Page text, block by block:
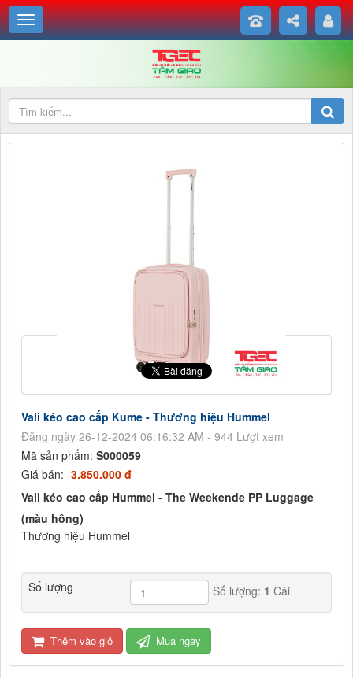
Vali kéo cao cấp Hummel - The Weekende PP Luggage (màu
hồng)Thương hiệu Hummel">
Vali kéo cao cấp Kume - Thương hiệu Hummel
Đăng ngày 26-12-2024 06:16:32 AM - 944 Lượt xem
Mã sản phẩm: S000059
Giá bán: 3.850.000 đ
Vali kéo cao cấp Hummel - The Weekende PP Luggage
(màu hồng)
Thương hiệu Hummel
Số lượng Số lượng: 1 Cái
Thêm vào giỏ Mua ngay